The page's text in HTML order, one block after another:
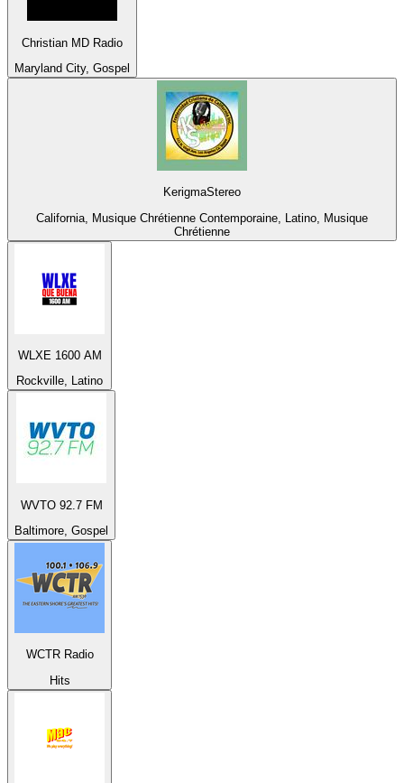
Christian MD Radio
Maryland City, Gospel
KerigmaStereo
California, Musique Chrétienne Contemporaine, Latino, Musique
Chrétienne
WLXE 1600 AM
Rockville, Latino
WVTO 92.7 FM
Baltimore, Gospel
WCTR Radio
Hits